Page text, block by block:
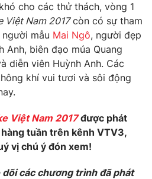
lai
cho các thử thách, vòng 1
Việt Nam 2017còn có sự tham
mẫu Mai Ngô, người đẹp
Anh, biên đạo múa Quang
diễn viên Huỳnh Anh. Các
khí vui tươi và sôi động
Việt Nam 2017được phát
tuần trên kênh VTV3,
vị chú ý đón xem!
các chương trình đã phát